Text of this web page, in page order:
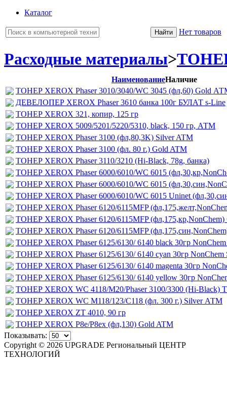
Каталог
Нет товаров
Расходные материалы>
НаименованиеНаличие
ТОНЕР XEROX Phaser 3010/3040/WC 3045 (фл,60) Gold
ДЕВЕЛОПЕР XEROX Phaser 3610 банка 100г БУЛАТ s-Line
ТОНЕР XEROX 321, копир, 125 гр
ТОНЕР XEROX 5009/5201/5220/5310, black, 150 гр, АТМ
ТОНЕР XEROX Phaser 3100 (фл,80,3K) Silver ATM
ТОНЕР XEROX Phaser 3100 (фл. 80 г.) Gold ATM
ТОНЕР XEROX Phaser 3110/3210 (Hi-Black, 78g, банка)
ТОНЕР XEROX Phaser 6000/6010/WC 6015
ТОНЕР XEROX Phaser 6000/6010/WC 6015
ТОНЕР XEROX Phaser 6000/6010/WC 6015 Uninet
ТОНЕР XEROX Phaser 6120/6115MFP
ТОНЕР XEROX Phaser 6120/6115MFP
ТОНЕР XEROX Phaser 6120/6115MFP
ТОНЕР XEROX Phaser 6125/6130/ 6140 black 30гр
ТОНЕР XEROX Phaser 6125/6130/ 6140 cyan 30гр NonChem
ТОНЕР XEROX Phaser 6125/6130/ 6140 magenta 30гр
ТОНЕР XEROX Phaser 6125/6130/ 6140 yellow 30гр
ТОНЕР XEROX WC 4118/M20/Phaser 3100/3300 (Hi-Black)
ТОНЕР XEROX WC M118/123/C118 (фл. 300 г.) Silver АТМ
ТОНЕР XEROX ZT 4010, 90 гр
ТОНЕР XEROX Р8e/P8ex (фл,130) Gold ATM
Показывать:
Copyright © 2026 UPGRADE Региональный ЦЕНТР
ТЕХНОЛОГИЙ